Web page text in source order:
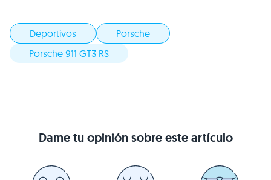
Deportivos
Porsche
Porsche 911 GT3 RS
Dame tu opinión sobre este artículo